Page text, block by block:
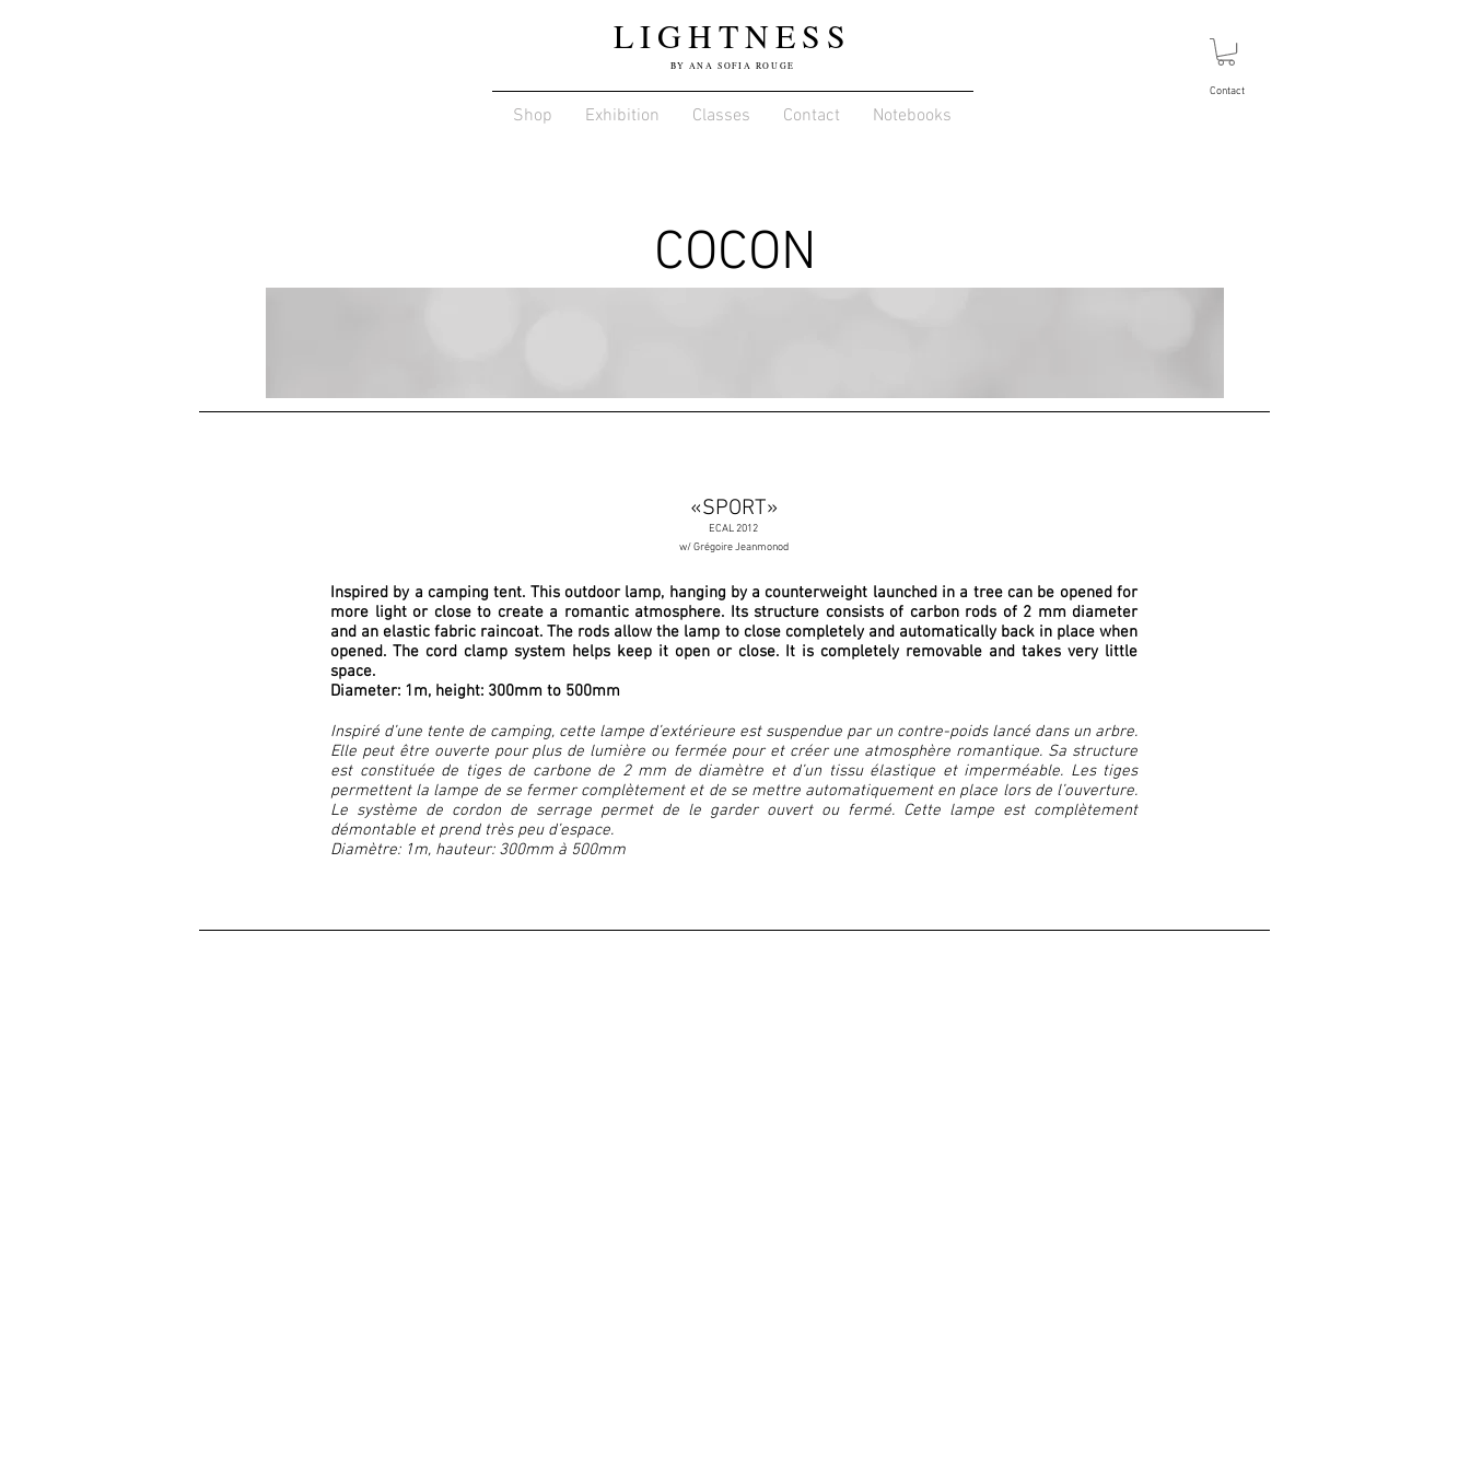
LIGHTNESS
BY ANA SOFIA ROUGE
Contact
Shop Exhibition Classes Contact Notebooks
COCON
«SPORT»
ECAL 2012
w/ Grégoire Jeanmonod
Inspired by a camping tent. This outdoor lamp, hanging by a counterweight launched in a tree can be opened for
more light or close to create a romantic atmosphere. Its structure consists of carbon rods of 2 mm diameter
and an elastic fabric raincoat. The rods allow the lamp to close completely and automatically back in place when
opened. The cord clamp system helps keep it open or close. It is completely removable and takes very little
space.
Diameter: 1m, height: 300mm to 500mm
Inspiré d’une tente de camping, cette lampe d’extérieure est suspendue par un contre-poids lancé dans un arbre.
Elle peut être ouverte pour plus de lumière ou fermée pour et créer une atmosphère romantique. Sa structure
est constituée de tiges de carbone de 2 mm de diamètre et d’un tissu élastique et imperméable. Les tiges
permettent la lampe de se fermer complètement et de se mettre automatiquement en place lors de l’ouverture.
Le système de cordon de serrage permet de le garder ouvert ou fermé. Cette lampe est complètement
démontable et prend très peu d’espace.
Diamètre: 1m, hauteur: 300mm à 500mm